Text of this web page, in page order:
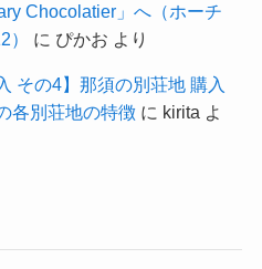
Chocolatier」へ（ホーチ
に ぴかお より
その4】那須の別荘地 購入
各別荘地の特徴に kirita よ